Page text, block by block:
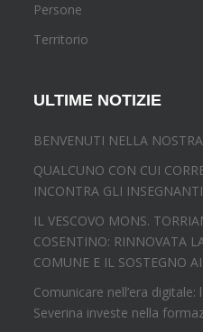
Persone
Territorio
ULTIME NOTIZIE
BENVENUTI NELLA
QUALCUNO CON CUI
INCONTRA GLI
IL VESCOVO MONS.
COSENTINO: RINNOVATA
COMUNE E IL SOSTEGNO
Comunicare nell’era
Severina investe nella